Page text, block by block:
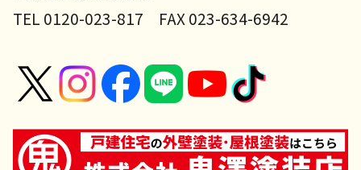
TEL 0120-023-817 FAX 023-634-6942